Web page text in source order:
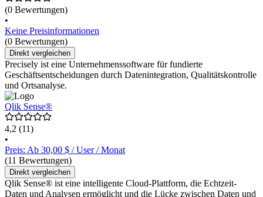
(0 Bewertungen)
•
Keine Preisinformationen
(0 Bewertungen)
Direkt vergleichen
Precisely ist eine Unternehmenssoftware für fundierte
Geschäftsentscheidungen durch Datenintegration, Qualitätskontrolle
und Ortsanalyse.
Qlik Sense®
4,2 (11)
•
Preis: Ab 30,00 $ / User / Monat
(11 Bewertungen)
Direkt vergleichen
Qlik Sense® ist eine intelligente Cloud-Plattform, die Echtzeit-
Daten und Analysen ermöglicht und die Lücke zwischen Daten und